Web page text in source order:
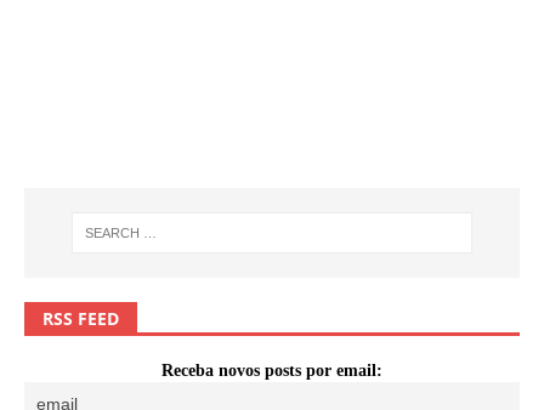
RSS FEED
Receba novos posts por email: